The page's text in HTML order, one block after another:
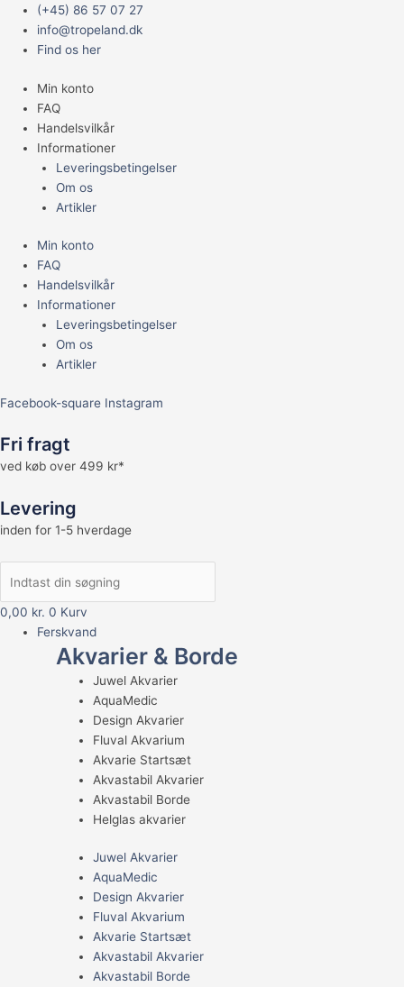
indholdet
(+45) 86 57 07 27
info@tropeland.dk
Find os her
Min konto
FAQ
Handelsvilkår
Informationer
Leveringsbetingelser
Om os
Artikler
Min konto
FAQ
Handelsvilkår
Informationer
Leveringsbetingelser
Om os
Artikler
Facebook-square Instagram
Fri fragt
ved køb over 499 kr*
Levering
inden for 1-5 hverdage
0,00 kr. 0 Kurv
Main
Menu
Ferskvand
Akvarier & Borde
Juwel Akvarier
AquaMedic
Design Akvarier
Fluval Akvarium
Akvarie Startsæt
Akvastabil Akvarier
Akvastabil Borde
Helglas akvarier
Juwel Akvarier
AquaMedic
Design Akvarier
Fluval Akvarium
Akvarie Startsæt
Akvastabil Akvarier
Akvastabil Borde